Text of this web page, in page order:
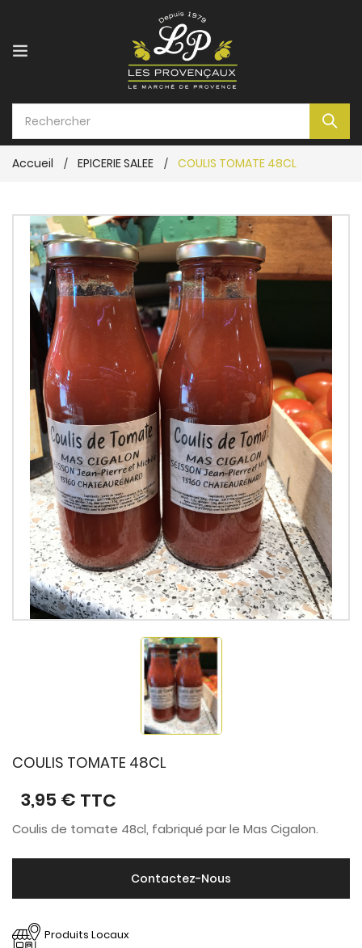
Accueil EPICERIE SALEE COULIS TOMATE 48CL
COULIS TOMATE 48CL
3,95 € TTC
Coulis de tomate 48cl, fabriqué par le Mas Cigalon.
Contactez-Nous
Produits Locaux